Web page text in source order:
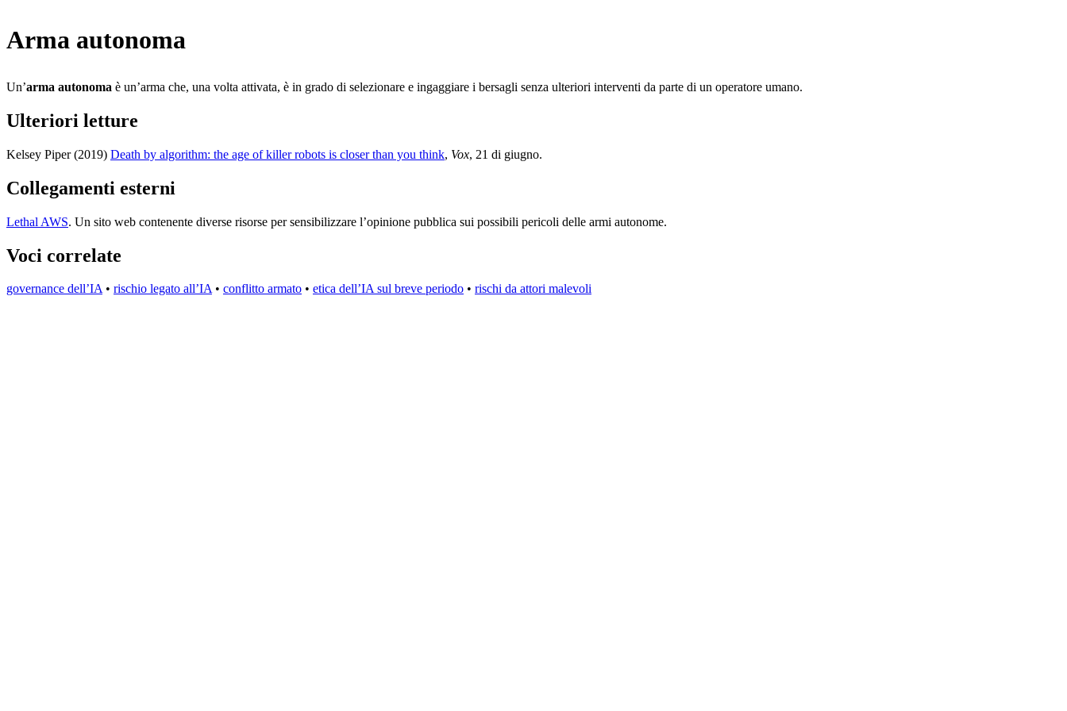
Arma autonoma
Un’arma autonoma è un’arma che, una volta attivata, è in grado di selezionare e ingaggiare i bersagli senza ulteriori interventi da parte di un operatore umano.
Ulteriori letture
Kelsey Piper (2019) Death by algorithm: the age of killer robots is closer than you think, Vox, 21 di giugno.
Collegamenti esterni
Lethal AWS. Un sito web contenente diverse risorse per sensibilizzare l’opinione pubblica sui possibili pericoli delle armi autonome.
Voci correlate
governance dell’IA• rischio legato all’IA• conflitto armato • etica dell’IA sul breve periodo • rischi da attori malevoli